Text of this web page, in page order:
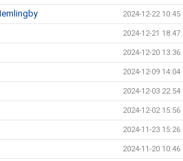
2024-12-22 10:45
2024-12-21 18:47
2024-12-20 13:36
2024-12-09 14:04
2024-12-03 22:54
2024-12-02 15:56
2024-11-23 15:26
2024-11-20 10:46